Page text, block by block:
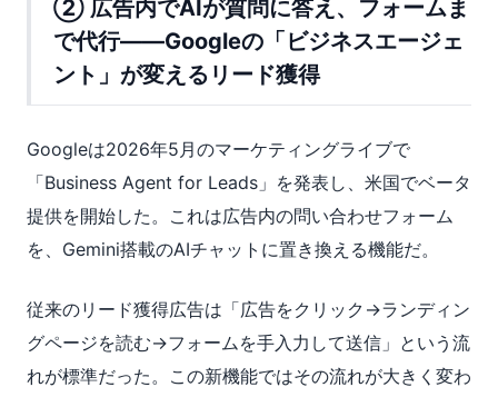
② 広告内でAIが質問に答え、フォームま
で代行——Googleの「ビジネスエージェ
ント」が変えるリード獲得
Googleは2026年5月のマーケティングライブで
「Business Agent for Leads」を発表し、米国でベータ
提供を開始した。これは広告内の問い合わせフォーム
を、Gemini搭載のAIチャットに置き換える機能だ。
従来のリード獲得広告は「広告をクリック→ランディン
グページを読む→フォームを手入力して送信」という流
れが標準だった。この新機能ではその流れが大きく変わ